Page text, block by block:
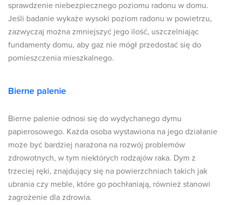
sprawdzenie niebezpiecznego poziomu radonu w domu.
Jeśli badanie wykaże wysoki poziom radonu w powietrzu,
zazwyczaj można zmniejszyć jego ilość, uszczelniając
fundamenty domu, aby gaz nie mógł przedostać się do
pomieszczenia mieszkalnego.
Bierne palenie
Bierne palenie odnosi się do wydychanego dymu
papierosowego. Każda osoba wystawiona na jego działanie
może być bardziej narażona na rozwój problemów
zdrowotnych, w tym niektórych rodzajów raka. Dym z
trzeciej ręki, znajdujący się na powierzchniach takich jak
ubrania czy meble, które go pochłaniają, również stanowi
zagrożenie dla zdrowia.